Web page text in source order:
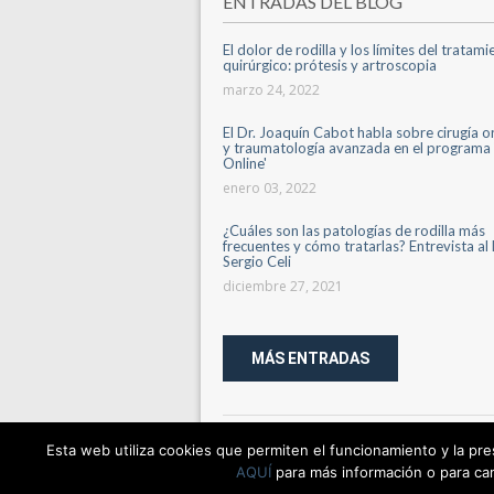
El dolor de rodilla y los límites del
quirúrgico: prótesis y artroscopia
marzo 24, 2022
El Dr. Joaquín Cabot habla sobre cirugía
y traumatología avanzada en el programa
Online'
enero 03, 2022
¿Cuáles son las patologías de rodilla más
frecuentes y cómo tratarlas? Entrevista al
Sergio Celi
diciembre 27, 2021
MÁS ENTRADAS
TREE HOUSE BCN © TODOS LOS DERECHOS
La informació proporcionada en el lloc web
Esta web utiliza cookies que permiten el funcionamiento y la
AQUÍ para más información o para